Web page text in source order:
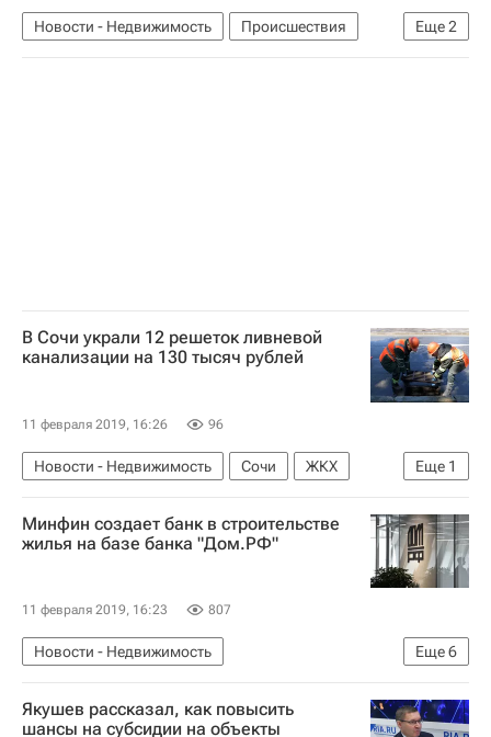
Еще2
Новости - Недвижимость
Происшествия
Следственный комитет России (СК РФ)
ЖКХ
В Сочи украли 12 решеток ливневой
канализации на 130 тысяч рублей
11 февраля 2019, 16:26 96
Еще 1
Новости - Недвижимость Сочи
ЖКХ
Криминал
Минфин создает банк в строительстве
жилья на базе банка "Дом.РФ"
11 февраля 2019, 16:23 807
Еще6
Новости - Недвижимость
Министерство финансов РФ (Минфин России)
Банки
"Дом.РФ" Жилье Строительство
Якушев рассказал, как повысить
шансы на субсидии на объекты